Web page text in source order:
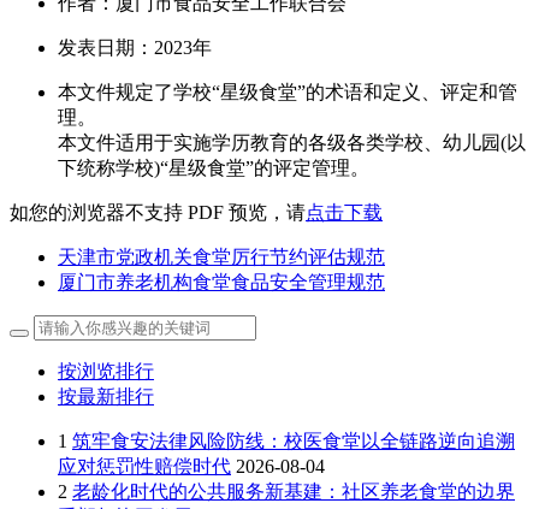
发表日期：2023年
本文件规定了学校“星级食堂”的术语和定义、评定和管
理。
本文件适用于实施学历教育的各级各类学校、幼儿园(以
下统称学校)“星级食堂”的评定管理。
如您的浏览器不支持 PDF 预览，请点击下载
天津市党政机关食堂厉行节约评估规范
厦门市养老机构食堂食品安全管理规范
按浏览排行
按最新排行
1 筑牢食安法律风险防线：校医食堂以全链路逆向追溯
应对惩罚性赔偿时代 2026-08-04
2 老龄化时代的公共服务新基建：社区养老食堂的边界